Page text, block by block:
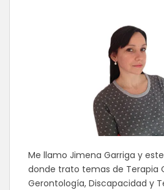
Me llamo Jimena Garriga y
donde trato temas de Terapia
Gerontología, Discapacidad y